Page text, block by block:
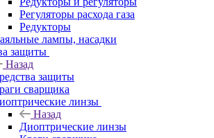
Регуляторы расхода газа
Редукторы
лампы, насадки
защиты
Назад
защиты
сварщика
линзы
Назад
Диоптрические линзы